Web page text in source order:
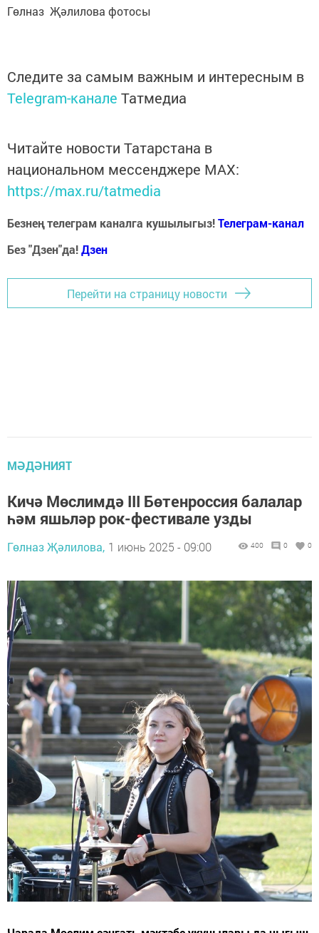
Гөлназ Җәлилова фотосы
Следите за самым важным и интересным в
Telegram-канале Татмедиа
Читайте новости Татарстана в
национальном мессенджере MАХ:
https://max.ru/tatmedia
Безнең телеграм каналга кушылыгыз!Телеграм-канал
Без "Дзен"да!Дзен
Перейти на страницу новости
МӘДӘНИЯТ
Кичә Мөслимдә III Бөтенроссия балалар
һәм яшьләр рок-фестивале узды
Гөлназ Җәлилова, 1 июнь 2025 - 09:00 400 0 0